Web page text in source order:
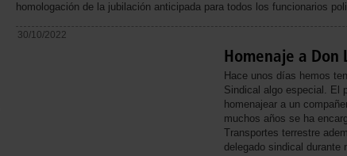
homologación de la jubilación anticipada para todos los funcionarios
30/10/2022
Homenaje a Don
Hace unos días hemos
Sindical algo especial. El
homenajear a un
muchos años se ha
Transportes terrestre
delegado sindical durante